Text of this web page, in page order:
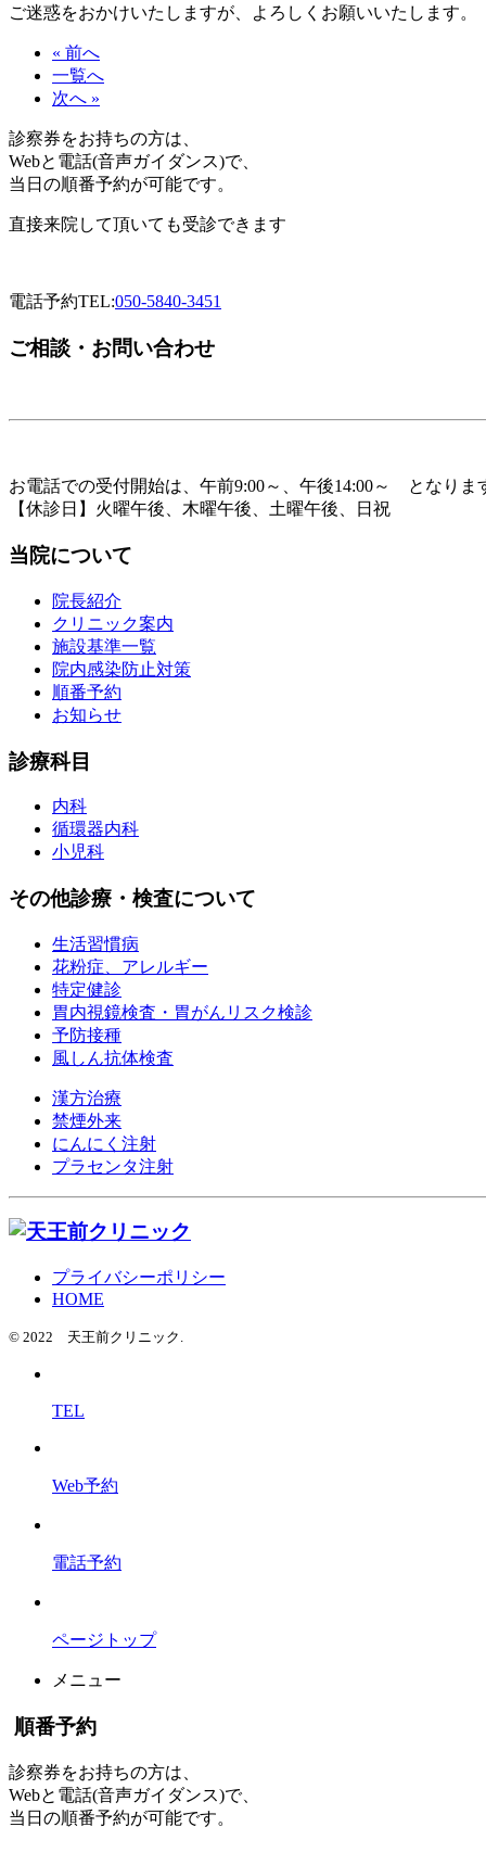
ご迷惑をおかけいたしますが、よろしくお願いいたします。
« 前へ
一覧へ
次へ »
診察券をお持ちの方は、
Webと電話(音声ガイダンス)で、
当日の順番予約が可能です。
直接来院して頂いても受診できます
電話予約TEL:050-5840-3451
ご相談・お問い合わせ
お電話での受付開始は、午前9:00～、午後14:00～ となりま
【休診日】火曜午後、木曜午後、土曜午後、日祝
当院について
院長紹介
クリニック案内
施設基準一覧
院内感染防止対策
順番予約
お知らせ
診療科目
内科
循環器内科
小児科
その他診療・検査について
生活習慣病
花粉症、アレルギー
特定健診
胃内視鏡検査・胃がんリスク検診
予防接種
風しん抗体検査
漢方治療
禁煙外来
にんにく注射
プラセンタ注射
プライバシーポリシー
HOME
© 2022 天王前クリニック.
TEL
Web予約
電話予約
ページトップ
メニュー
順番予約
診察券をお持ちの方は、
Webと電話(音声ガイダンス)で、
当日の順番予約が可能です。